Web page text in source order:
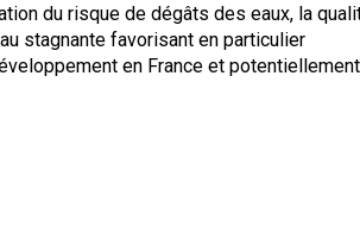
du risque de dégâts des eaux, la
stagnante favorisant en particulier
en France et potentiellement